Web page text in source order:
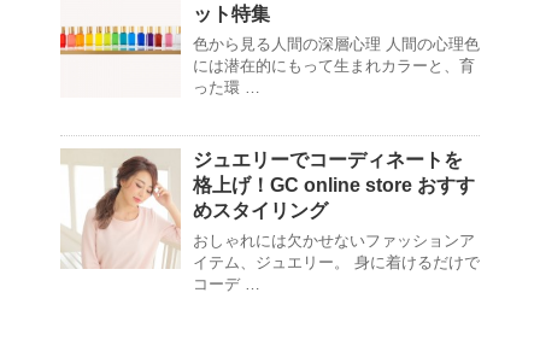
ット特集
色から見る人間の深層心理 人間の心理色
には潜在的にもって生まれカラーと、育
った環 …
ジュエリーでコーディネートを
格上げ！GC online store おすす
めスタイリング
おしゃれには欠かせないファッションア
イテム、ジュエリー。 身に着けるだけで
コーデ …